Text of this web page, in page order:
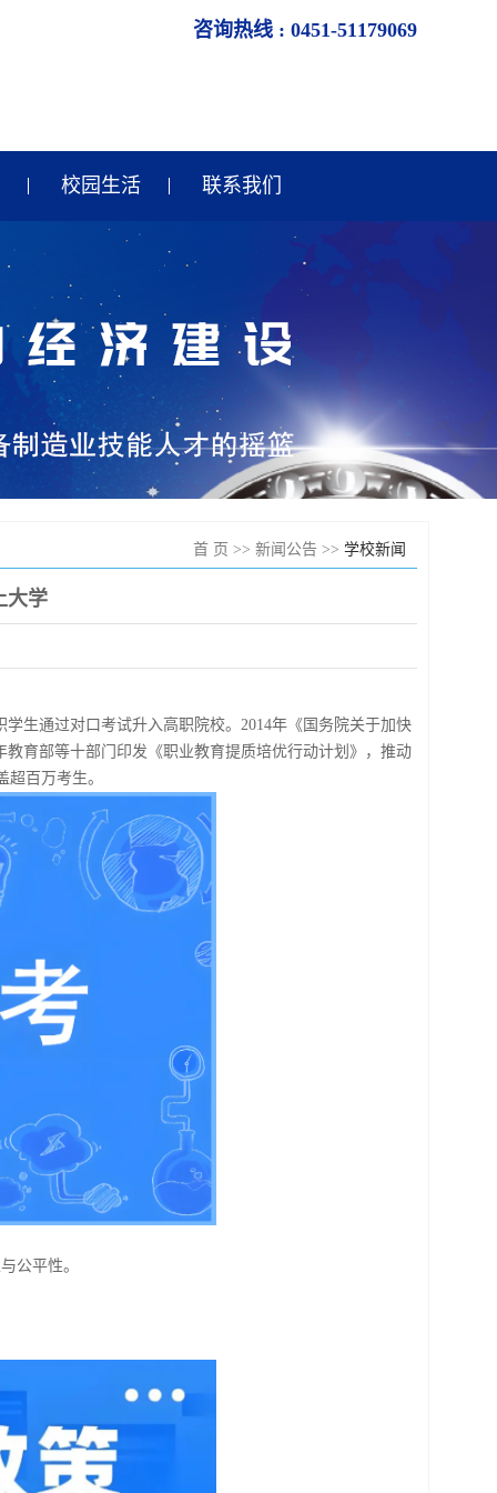
咨询热线 : 0451-51179069
校园生活
校园生活
校园风采
联系我们
首 页 >> 新闻公告 >> 学校新闻
大学
生通过对口考试升入高职院校。2014年《国务院关于加快
育部等十部门印发《职业教育提质培优行动计划》，推动
百万考生。
公平性。